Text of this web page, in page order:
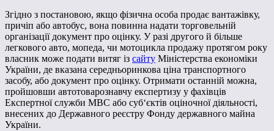
Згідно з постановою, якщо фізична особа продає вантажівку,
причіп або автобус, вона повинна надати торговельній
організації документ про оцінку. У разі другого й більше
легкового авто, мопеда, чи мотоцикла продажу протягом року
власник може подати витяг із сайту Міністерства економіки
України, де вказана середньоринкова ціна транспортного
засобу, або документ про оцінку. Отримати останній можна,
пройшовши автотоварознавчу експертизу у фахівців
Експертної служби МВС або суб‘єктів оціночної діяльності,
внесених до Державного реєстру Фонду державного майна
України.